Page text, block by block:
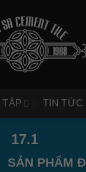
TẬP TIN TỨC
17.1
SẢN PHẨM